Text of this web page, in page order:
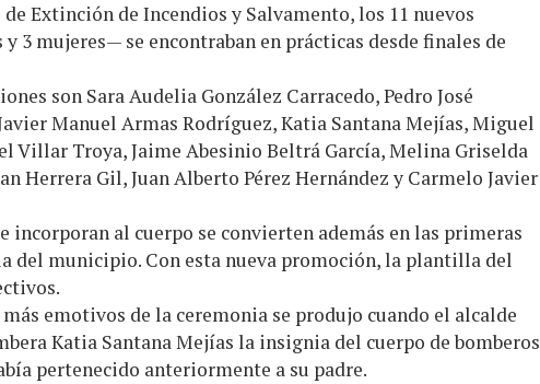
Extinción de Incendios y Salvamento, los 11 nuevos
3 mujeres— se encontraban en prácticas desde finales de
son Sara Audelia González Carracedo, Pedro José
Manuel Armas Rodríguez, Katia Santana Mejías, Miguel
Villar Troya, Jaime Abesinio Beltrá García, Melina Griselda
Herrera Gil, Juan Alberto Pérez Hernández y Carmelo Javier
incorporan al cuerpo se convierten además en las primeras
del municipio. Con esta nueva promoción, la plantilla del
emotivos de la ceremonia se produjo cuando el alcalde
Katia Santana Mejías la insignia del cuerpo de bomberos
pertenecido anteriormente a su padre.